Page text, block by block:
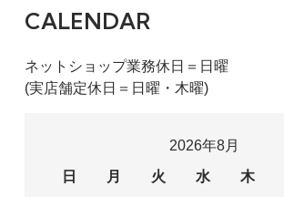
CALENDAR
ネットショップ業務休日＝日曜
(実店舗定休日＝日曜・木曜)
2026年8月
日
月 火 水 木